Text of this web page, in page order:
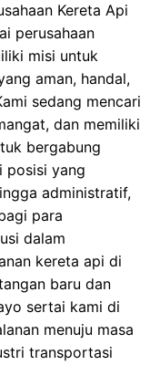
Kereta Api
perusahaan
misi untuk
aman, handal,
sedang mencari
dan memiliki
bergabung
posisi yang
administratif,
para
dalam
kereta api di
baru dan
sertai kami di
menuju masa
transportasi